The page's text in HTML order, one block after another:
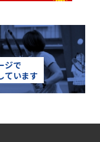
ジで
ています